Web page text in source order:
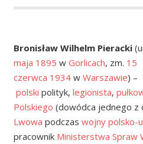
Bronisław Wilhelm Pieracki
maja 1895 w Gorlicach, zm. 15
czerwca 1934w Warszawie) –
polski polityk, legionista,
Polskiego (dowódca jednego z
Lwowa podczas wojny polsko-
pracownik Ministerstwa Spraw